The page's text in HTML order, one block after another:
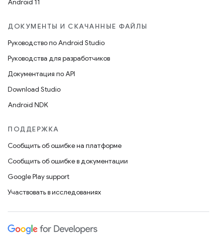
Android 11
ДОКУМЕНТЫ И СКАЧАННЫЕ ФАЙЛЫ
Руководство по Android Studio
Руководства для разработчиков
Документация по API
Download Studio
Android NDK
ПОДДЕРЖКА
Сообщить об ошибке на платформе
Сообщить об ошибке в документации
Google Play support
Участвовать в исследованиях